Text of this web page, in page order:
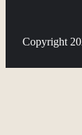
Copyright